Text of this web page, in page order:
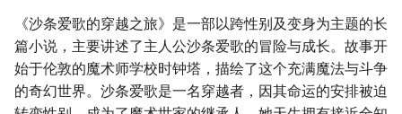
《沙条爱歌的穿越之旅》是一部以跨性别及变身为主题的长
篇小说，主要讲述了主人公沙条爱歌的冒险与成长。故事开
始于伦敦的魔术师学校时钟塔，描绘了这个充满魔法与斗争
的奇幻世界。沙条爱歌是一名穿越者，因其命运的安排被迫